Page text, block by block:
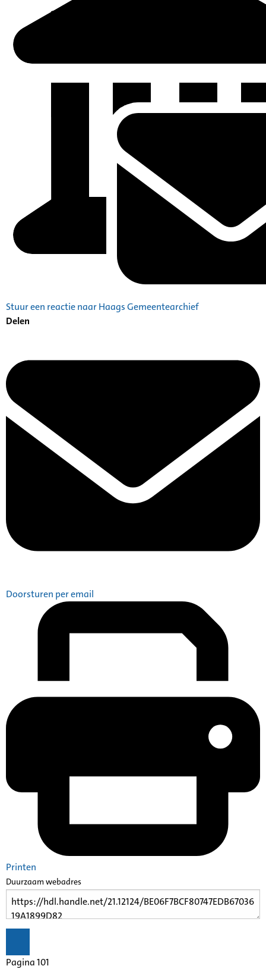
Stuur een reactie naar Haags Gemeentearchief
Delen
Doorsturen per email
Printen
Duurzaam webadres
Pagina 101